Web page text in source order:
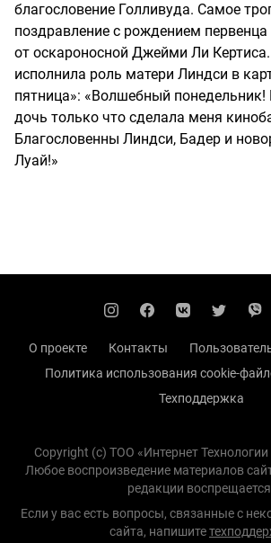
благословение Голливуда. Самое
поздравление с рождением
от оскароносной Джейми Ли
исполнила роль матери Линдси в
пятница»: «Волшебный
дочь только что сделала меня
Благословенны Линдси, Бадер и
Луай!»
О проекте Контакты
Политика использования cookie-
Техподдержка
Copyright (с) TOO «Интернет
Любое воспроизведение материалов
редакции
Если у вас есть вопросы, связанные с
сайта, напишите